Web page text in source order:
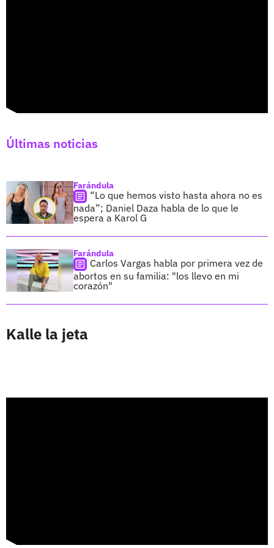
Últimas noticias
Farándula
“Lo que hemos visto hasta ahora no es
nada”; Daniel Daza habla de lo que le
espera a Karol G
Farándula
Carlos Vargas habla por primera vez de
abortos en su familia: "los llevo en mi
corazón"
Kalle la jeta